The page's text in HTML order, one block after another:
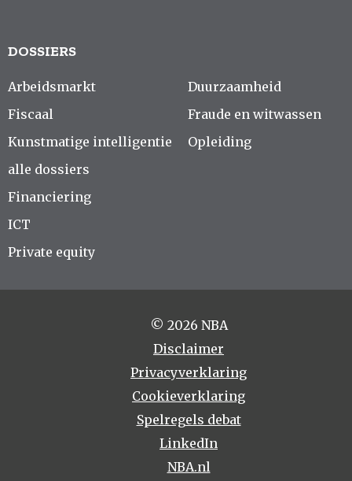
DOSSIERS
Arbeidsmarkt
Fiscaal
Kunstmatige intelligentie
alle dossiers
Duurzaamheid
Fraude en witwassen
Opleiding
Financiering
ICT
Private equity
© 2026 NBA
Disclaimer
Privacyverklaring
Cookieverklaring
Spelregels debat
LinkedIn
NBA.nl